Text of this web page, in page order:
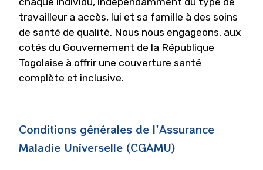
travailleur a accès, lui et sa famille à des soins
de santé de qualité. Nous nous engageons, aux
cotés du Gouvernement de la République
Togolaise à offrir une couverture santé
complète et inclusive.
Conditions générales de l'Assurance
Maladie Universelle (CGAMU)